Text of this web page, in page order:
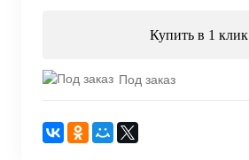
Купить в 1 клик
Под заказ